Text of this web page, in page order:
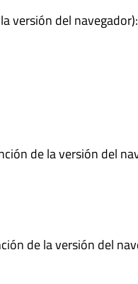
versión del navegador):
de la versión del
de la versión del